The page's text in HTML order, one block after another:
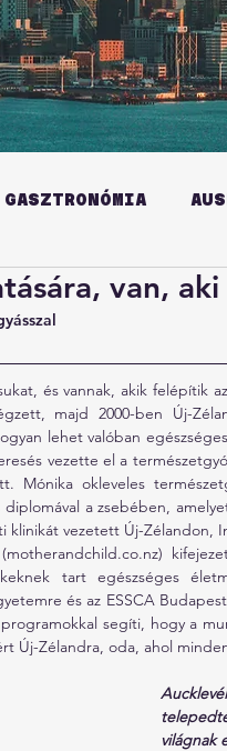
GASZTRONÓMIA
van,
és vannak, akik felépítik
majd 2000-ben Új-
lehet valóban
vezette el a
okleveles
a zsebében,
klinikát vezetett Új-Zélandon,
motherandchild.co.nz)
tart egészséges
és az ESSCA
segíti, hogy a
Új-Zélandra, oda, ahol
világnak